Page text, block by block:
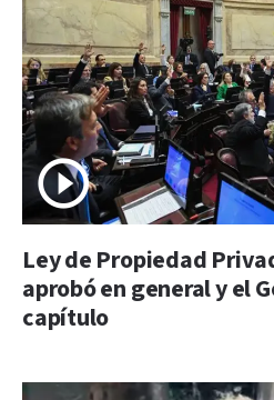
Ley de Propiedad
aprobó en general y el
capítulo